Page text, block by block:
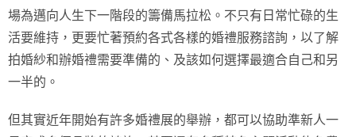
場為邁向人生下一階段的籌備馬拉松。不只有日常忙碌的生
活要維持，更要忙著預約各式各樣的婚禮服務諮詢，以了解
拍婚紗和辦婚禮需要準備的、及該如何選擇最適合自己和另
一半的。
但其實近年開始有許多婚禮展的舉辦，都可以協助準新人一